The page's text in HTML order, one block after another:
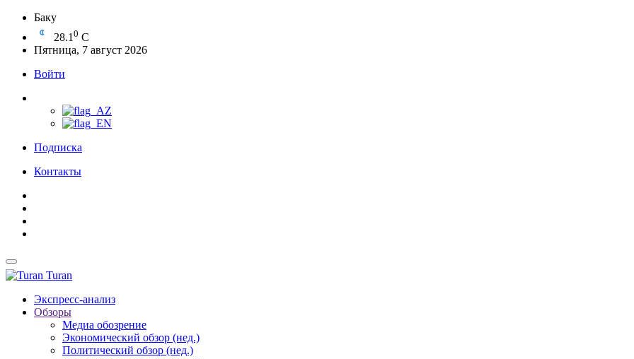
Баку
28.1 0 C
Пятница, 7 август 2026
Войти
Подписка
Контакты
Turan
Экспресс-анализ
Обзоры
Медиа обозрение
Экономический обзор (нед.)
Политический обзор (нед.)